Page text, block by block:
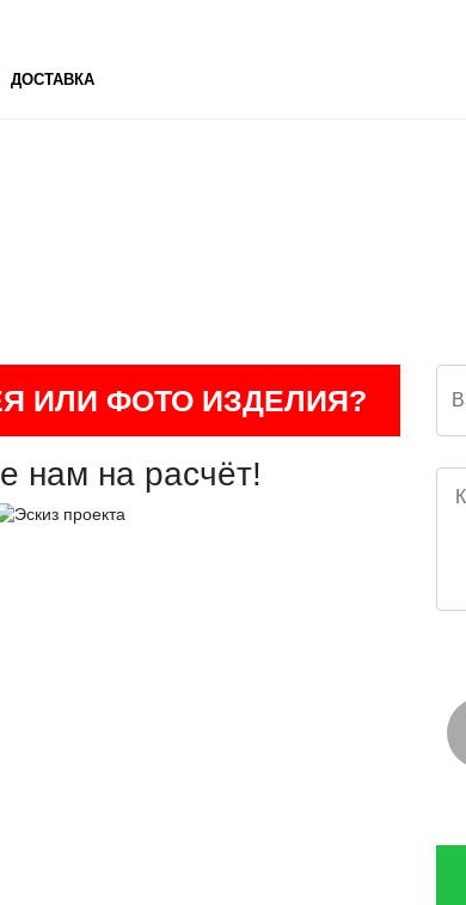
ДОСТАВКА
ИЛИ ФОТО ИЗДЕЛИЯ?
нам на расчёт!